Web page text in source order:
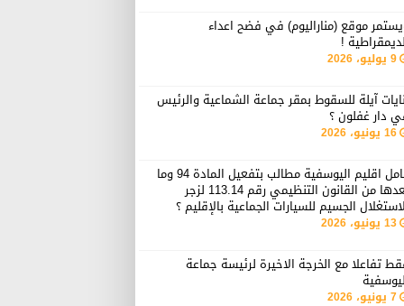
موقع (مناراليوم) في فضح اعداء
!
9 يوليو، 2026
آيلة للسقوط بمقر جماعة الشماعية والرئيس
دار غفلون ؟
16 يونيو، 2026
عامل اقليم اليوسفية مطالب بتفعيل المادة 94 وما
بعدها من القانون التنظيمي رقم 113.14 لزجر
الجسيم للسيارات الجماعية بالإقليم ؟
13 يونيو، 2026
تفاعلا مع الخرجة الاخيرة لرئيسة جماعة
7 يونيو، 2026